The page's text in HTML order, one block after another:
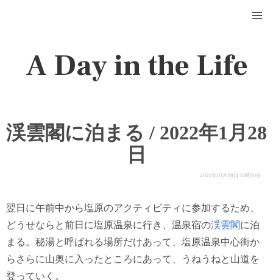
A Day in the Life
渓雲閣に泊まる / 2022年1月28
日
2022年01月28日 12時00分
翌日に午前中から塩原のアクティビティに参加するため、
どうせならと前日に塩原温泉に行き、温泉宿の渓雲閣に泊
まる。秘湯と呼ばれる場所だけあって、塩原温泉中心街か
らさらに山奥に入ったところにあって、うねうねと山道を
登っていく。